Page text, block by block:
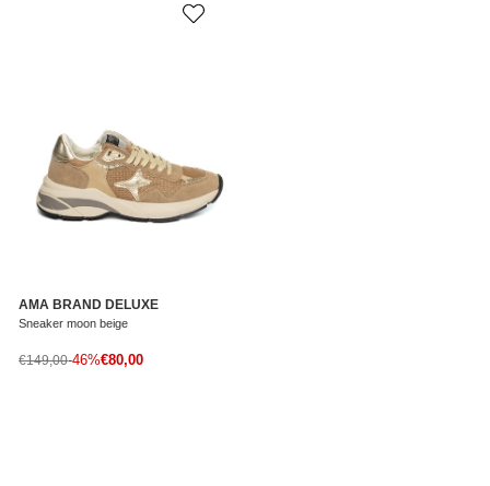
AMA BRAND DELUXE
Sneaker moon beige
Prezzo di vendita
€80,00
Prezzo normale
€149,00-46%